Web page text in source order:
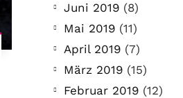
Juni 2019 (8)
Mai 2019 (11)
April 2019 (7)
März 2019 (15)
Februar 2019 (12)